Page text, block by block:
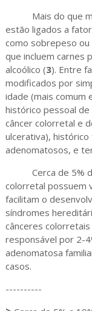
Mais do que
estão ligados a
como sobrepeso ou
que incluem carnes
alcoólico (3). Entre
modificados por
idade (mais comum
histórico pessoal
câncer colorretal e
ulcerativa),
adenomatosos, e
Cerca de 5%
colorretal possuem
facilitam o
síndromes
cânceres
responsável por 2-
adenomatosa
casos.
----------